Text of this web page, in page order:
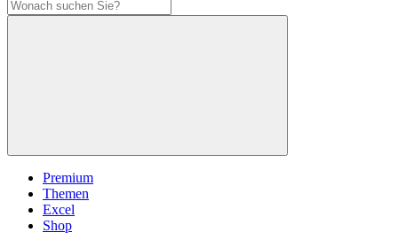
Premium
Themen
Excel
Shop